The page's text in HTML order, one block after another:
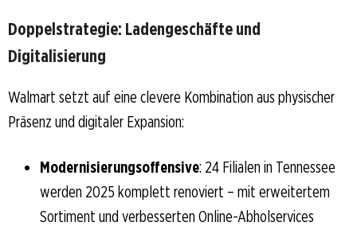
Doppelstrategie: Ladengeschäfte und
Digitalisierung
Walmart setzt auf eine clevere Kombination aus physischer
Präsenz und digitaler Expansion:
Modernisierungsoffensive: 24 Filialen in Tennessee
werden 2025 komplett renoviert – mit erweitertem
Sortiment und verbesserten Online-Abholservices